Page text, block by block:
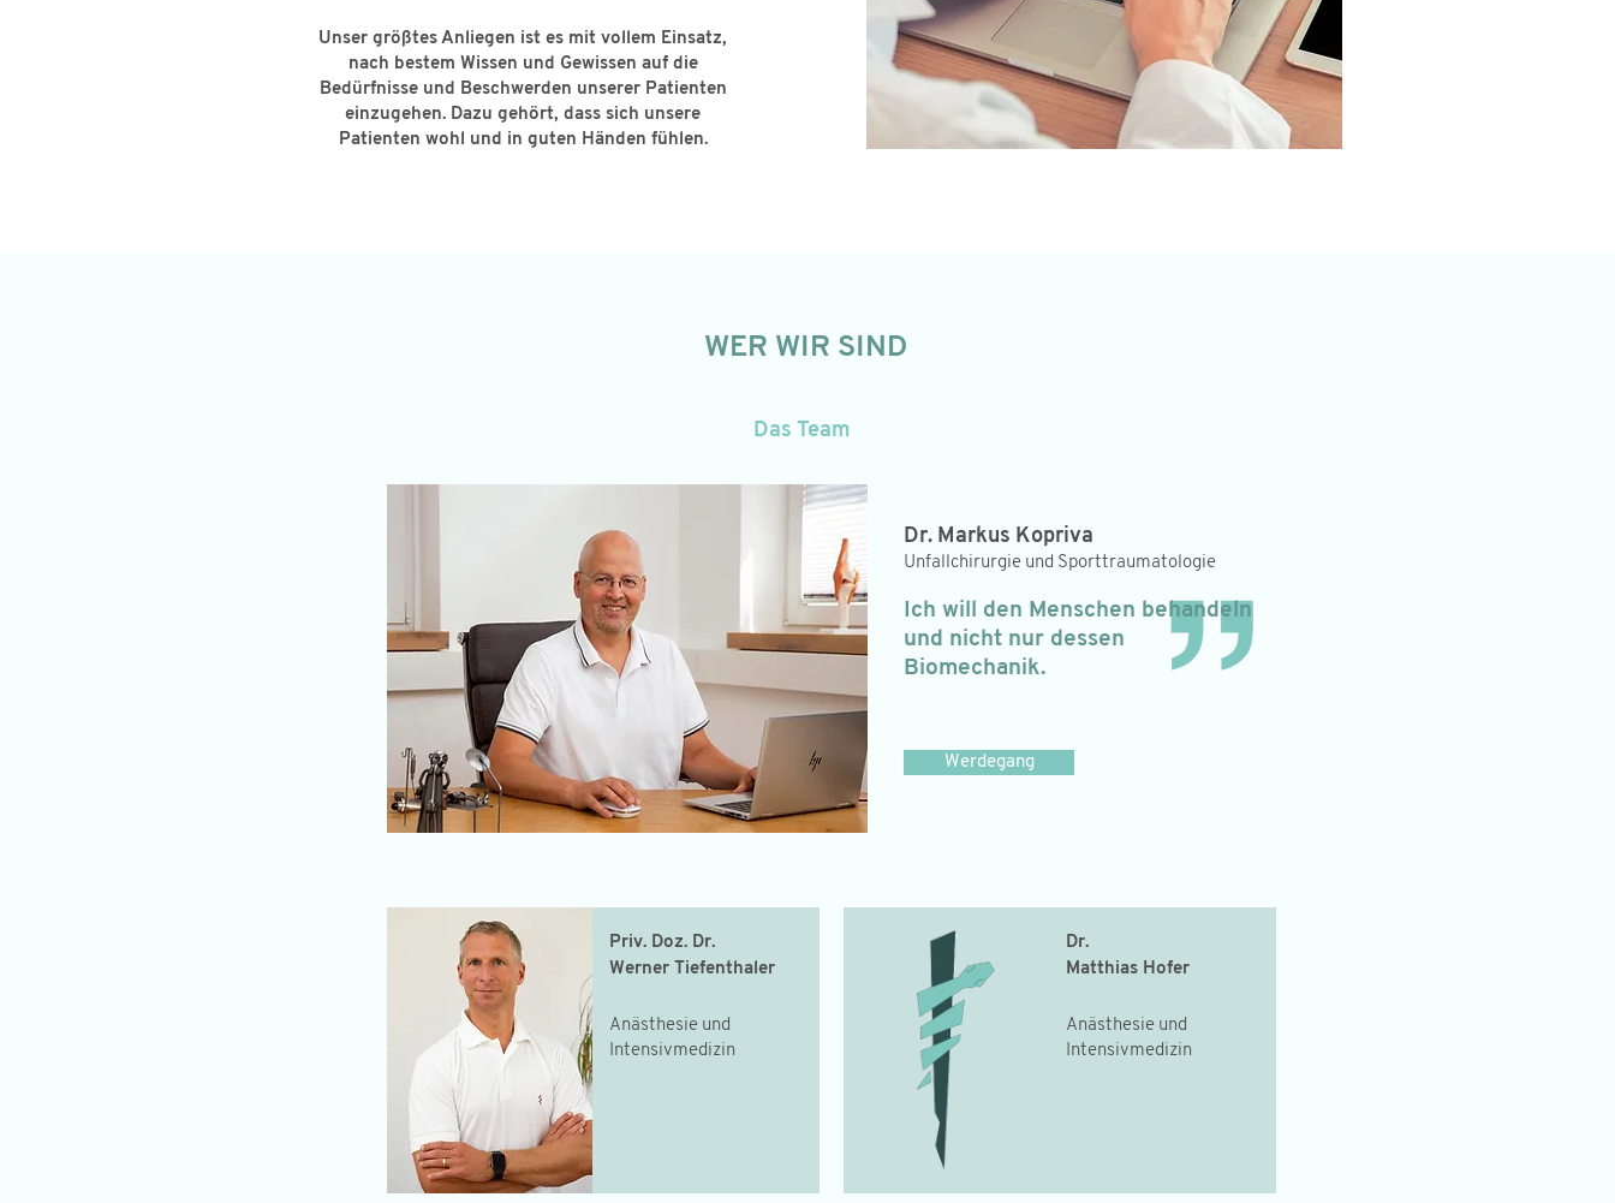
Unser größtes Anliegen ist es mit vollem Einsatz,
nach bestem Wissen und Gewissen auf die
Bedürfnisse und Beschwerden unserer Patienten
einzugehen. Dazu gehört, dass sich unsere
Patienten wohl und in guten Händen fühlen.
WER WIR SIND
Das Team
Werdegang
Dr. Markus Kopriva
Unfallchirurgie und Sporttraumatologie
Ich will den Menschen behandeln
und nicht nur dessen
Biomechanik.
Priv. Doz. Dr.
Werner Tiefenthaler
Anästhesie und
Intensivmedizin
Dr.
Matthias Hofer
Anästhesie und
Intensivmedizin